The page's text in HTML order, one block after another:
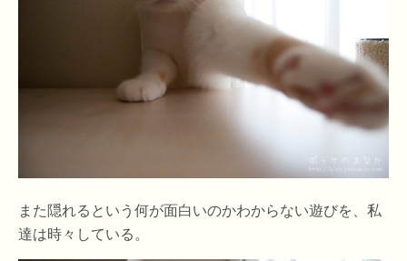
また隠れるという何が面白いのかわからない遊びを、私
達は時々している。